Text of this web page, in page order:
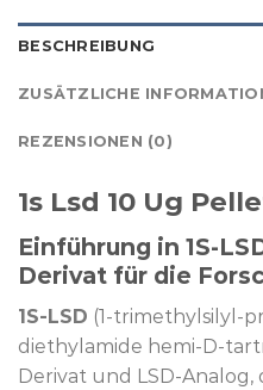
BESCHREIBUNG
ZUSÄTZLICHE
REZENSIONEN (0)
1s Lsd 10 Ug
Einführung in 1S-
Derivat für die
1S-LSD (1-trimethylsilyl-
diethylamide hemi-D-
Derivat und LSD-Analog,